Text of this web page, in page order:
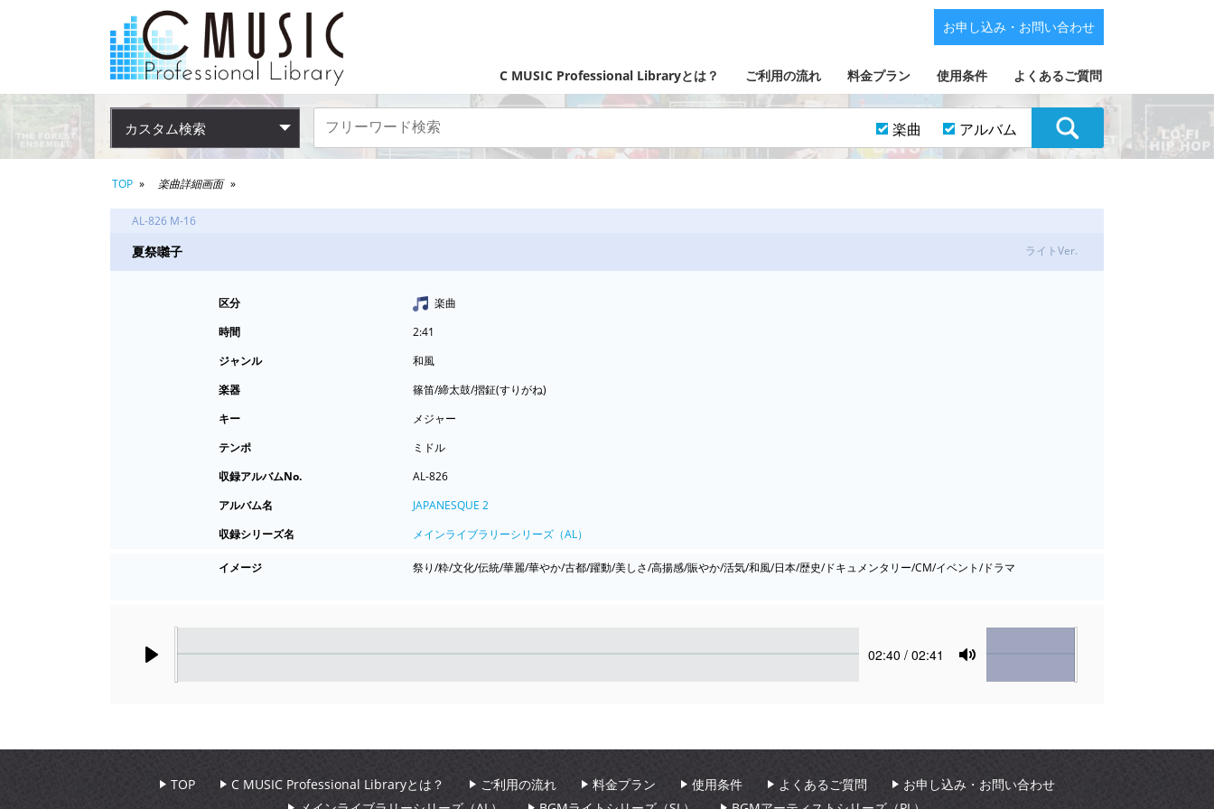
C MUSIC Professional Libraryとは？ ご利用の流れ 料金プラン 使用条件 よくあるご質問
お申し込み・お問い合わせ
カスタム検索 楽曲 アルバム
TOP 楽曲詳細画面
AL-826 M-16
夏祭囃子 ライトVer.
区分
楽曲
時間
2:41
ジャンル
和風
楽器
篠笛/締太鼓/摺鉦(すりがね)
キー
メジャー
テンポ
ミドル
収録アルバムNo.
AL-826
アルバム名
JAPANESQUE 2
収録シリーズ名
メインライブラリーシリーズ（AL）
イメージ 祭り/粋/文化/伝統/華麗/華やか/古都/躍動/美しさ/高揚感/賑やか/活気/和風/日本/歴史/ドキュメンタリー/CM/イベント/ドラマ
Current
02:40 / 02:41
Mute
Volume
TOP C MUSIC Professional Libraryとは？ ご利用の流れ 料金プラン 使用条件 よくあるご質問
お申し込み・お問い合わせ